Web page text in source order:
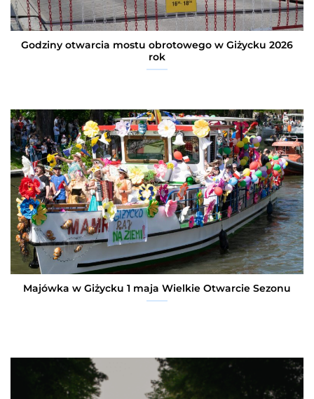
Godziny otwarcia mostu obrotowego w Giżycku 2026
rok
Majówka w Giżycku 1 maja Wielkie Otwarcie Sezonu